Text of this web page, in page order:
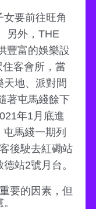
要前往旺角
另外，THE
豐富的娛樂設
客會所，當
天地、派對間
著屯馬綫餘下
年1月底進
馬綫一期列
後駛去紅磡站
站2號月台。
要的因素，但